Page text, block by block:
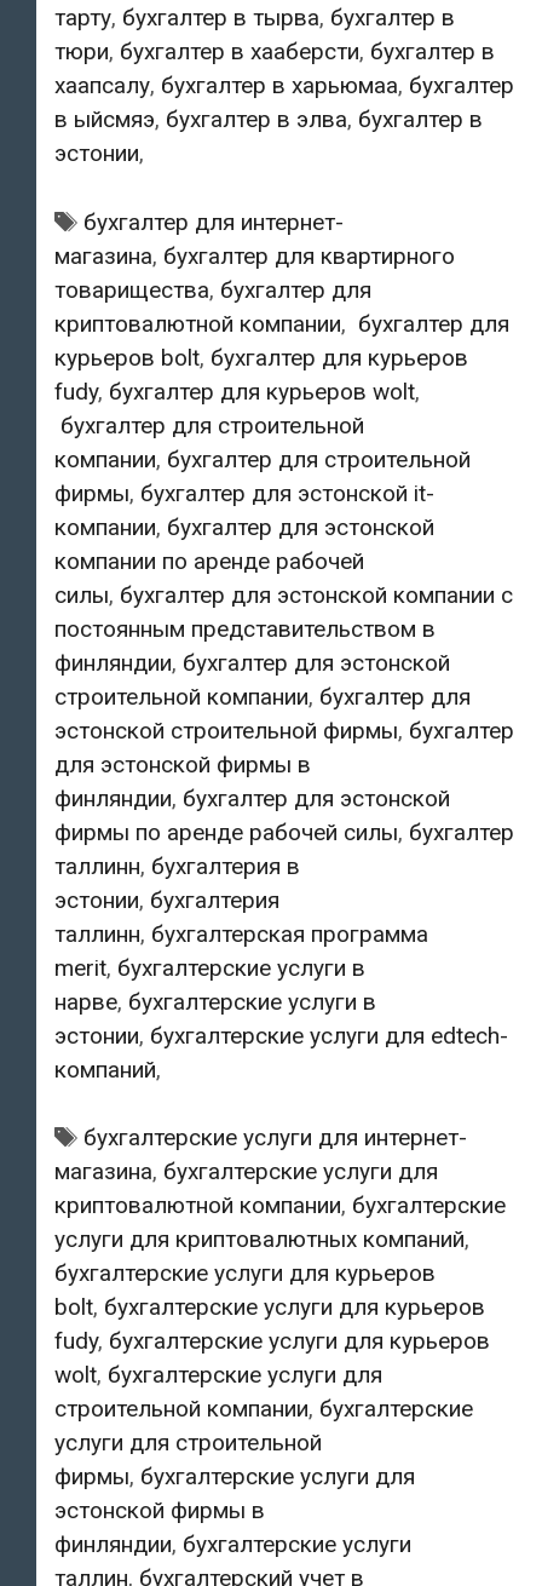
тарту, бухгалтер в тырва, бухгалтер в
тюри, бухгалтер в хааберсти, бухгалтер в
хаапсалу, бухгалтер в харьюмаа, бухгалтер
в ыйсмяэ, бухгалтер в элва, бухгалтер в
эстонии,
Tags:
бухгалтер для интернет-
магазина, бухгалтер для квартирного
товарищества, бухгалтер для
криптовалютной компании, бухгалтер для
курьеров bolt, бухгалтер для курьеров
fudy, бухгалтер для курьеров wolt,
бухгалтер для строительной
компании, бухгалтер для строительной
фирмы, бухгалтер для эстонской it-
компании, бухгалтер для эстонской
компании по аренде рабочей
силы, бухгалтер для эстонской компании с
постоянным представительством в
финляндии, бухгалтер для эстонской
строительной компании, бухгалтер для
эстонской строительной фирмы, бухгалтер
для эстонской фирмы в
финляндии, бухгалтер для эстонской
фирмы по аренде рабочей силы, бухгалтер
таллинн, бухгалтерия в
эстонии, бухгалтерия
таллинн, бухгалтерская программа
merit, бухгалтерские услуги в
нарве, бухгалтерские услуги в
эстонии, бухгалтерские услуги для edtech-
компаний,
Tags:
бухгалтерские услуги для интернет-
магазина, бухгалтерские услуги для
криптовалютной компании, бухгалтерские
услуги для криптовалютных компаний,
бухгалтерские услуги для курьеров
bolt, бухгалтерские услуги для курьеров
fudy, бухгалтерские услуги для курьеров
wolt, бухгалтерские услуги для
строительной компании, бухгалтерские
услуги для строительной
фирмы, бухгалтерские услуги для
эстонской фирмы в
финляндии, бухгалтерские услуги
таллин, бухгалтерский учет в